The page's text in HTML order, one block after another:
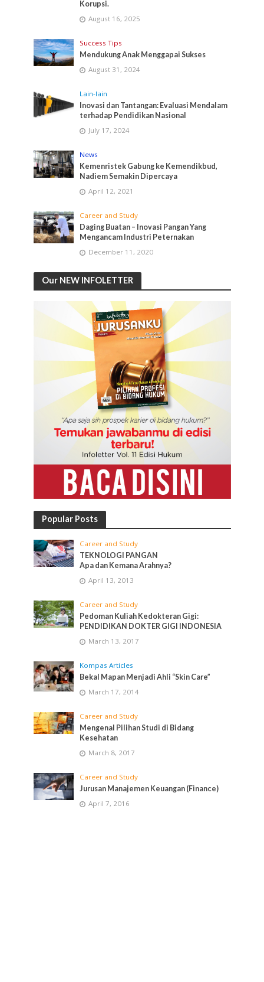
Korupsi.
August 16, 2025
Success Tips
Mendukung Anak Menggapai Sukses
August 31, 2024
Lain-lain
Inovasi dan Tantangan: Evaluasi Mendalam
terhadap Pendidikan Nasional
July 17, 2024
News
Kemenristek Gabung ke Kemendikbud,
Nadiem Semakin Dipercaya
April 12, 2021
Career and Study
Daging Buatan – Inovasi Pangan Yang
Mengancam Industri Peternakan
December 11, 2020
Our NEW INFOLETTER
Popular Posts
Career and Study
TEKNOLOGI PANGAN
Apa dan Kemana Arahnya?
April 13, 2013
Career and Study
Pedoman Kuliah Kedokteran Gigi:
PENDIDIKAN DOKTER GIGI INDONESIA
March 13, 2017
Kompas Articles
Bekal Mapan Menjadi Ahli “Skin Care”
March 17, 2014
Career and Study
Mengenal Pilihan Studi di Bidang
Kesehatan
March 8, 2017
Career and Study
Jurusan Manajemen Keuangan (Finance)
April 7, 2016